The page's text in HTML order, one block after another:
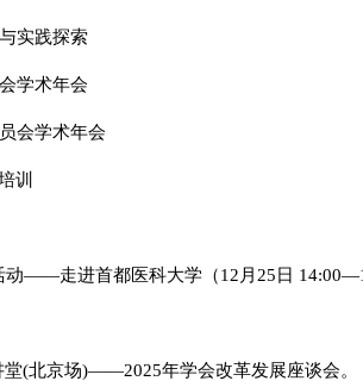
实践探索
学术年会
会学术年会
训
动——走进首都医科大学（12月25日
(北京场)——2025年学会改革发展座谈会。